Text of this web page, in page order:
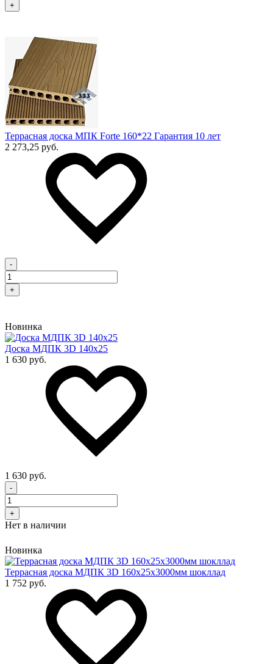
+
Террасная доска МПК Forte 160*22 Гарантия 10 лет
2 273,25 руб.
-
+
Новинка
Доска МДПК 3D 140x25
1 630 руб.
1 630 руб.
-
+
Нет в наличии
Новинка
Террасная доска МДПК 3D 160x25х3000мм шокллад
1 752 руб.